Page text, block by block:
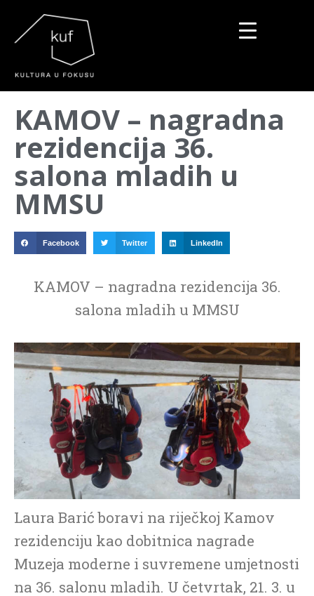
KAMOV – nagradna
rezidencija 36.
salona mladih u
MMSU
Facebook Twitter LinkedIn
KAMOV – nagradna rezidencija 36.
salona mladih u MMSU
Laura Barić boravi na riječkoj Kamov
rezidenciju kao dobitnica nagrade
Muzeja moderne i suvremene umjetnosti
na 36. salonu mladih. U četvrtak, 21. 3. u
▼
▼